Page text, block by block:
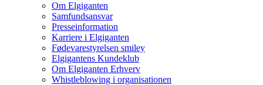
Om Elgiganten
Samfundsansvar
Presseinformation
Karriere i Elgiganten
Fødevarestyrelsen smiley
Elgigantens Kundeklub
Om Elgiganten Erhverv
Whistleblowing i organisationen